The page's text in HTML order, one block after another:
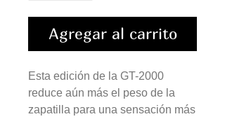
Agregar al carrito
Esta edición de la GT-2000
reduce aún más el peso de la
zapatilla para una sensación más